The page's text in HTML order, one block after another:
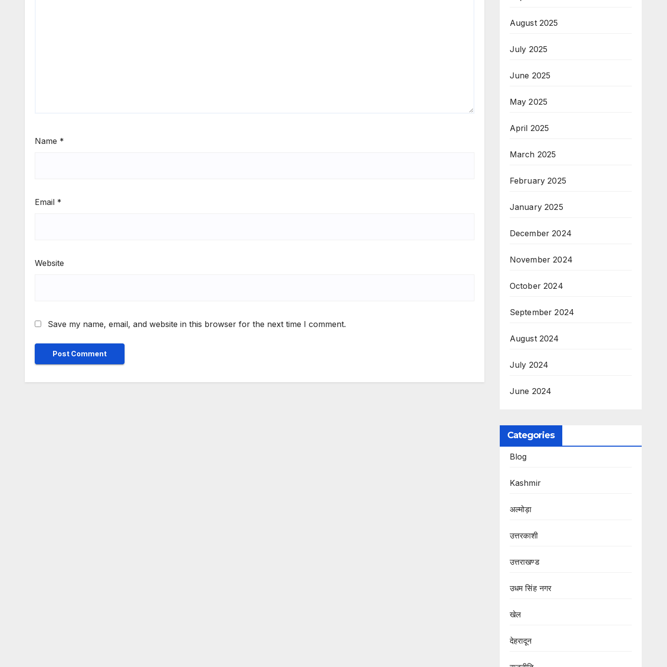
Name *
Email *
Website
Save my name, email, and website in this browser for the next time I comment.
August 2025
July 2025
June 2025
May 2025
April 2025
March 2025
February 2025
January 2025
December 2024
November 2024
October 2024
September 2024
August 2024
July 2024
June 2024
Categories
Blog
Kashmir
अल्मोड़ा
उत्तरकाशी
उत्तराखण्ड
उधम सिंह नगर
खेल
देहरादून